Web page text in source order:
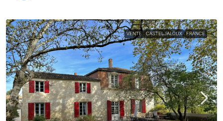
VENTE CASTELJALOUX FRANCE